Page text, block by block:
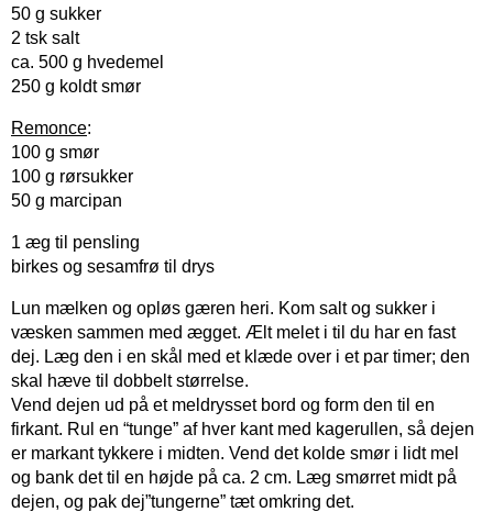
50 g sukker
2 tsk salt
ca. 500 g hvedemel
250 g koldt smør
Remonce:
100 g smør
100 g rørsukker
50 g marcipan
1 æg til pensling
birkes og sesamfrø til drys
Lun mælken og opløs gæren heri. Kom salt og sukker i
væsken sammen med ægget. Ælt melet i til du har en fast
dej. Læg den i en skål med et klæde over i et par timer; den
skal hæve til dobbelt størrelse.
Vend dejen ud på et meldrysset bord og form den til en
firkant. Rul en “tunge” af hver kant med kagerullen, så dejen
er markant tykkere i midten. Vend det kolde smør i lidt mel
og bank det til en højde på ca. 2 cm. Læg smørret midt på
dejen, og pak dej”tungerne” tæt omkring det.